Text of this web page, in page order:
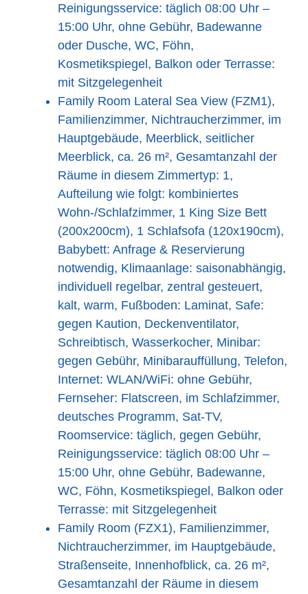
Reinigungsservice: täglich 08:00 Uhr –
15:00 Uhr, ohne Gebühr, Badewanne
oder Dusche, WC, Föhn,
Kosmetikspiegel, Balkon oder Terrasse:
mit Sitzgelegenheit
Family Room Lateral Sea View (FZM1),
Familienzimmer, Nichtraucherzimmer, im
Hauptgebäude, Meerblick, seitlicher
Meerblick, ca. 26 m², Gesamtanzahl der
Räume in diesem Zimmertyp: 1,
Aufteilung wie folgt: kombiniertes
Wohn-/Schlafzimmer, 1 King Size Bett
(200x200cm), 1 Schlafsofa (120x190cm),
Babybett: Anfrage & Reservierung
notwendig, Klimaanlage: saisonabhängig,
individuell regelbar, zentral gesteuert,
kalt, warm, Fußboden: Laminat, Safe:
gegen Kaution, Deckenventilator,
Schreibtisch, Wasserkocher, Minibar:
gegen Gebühr, Minibarauffüllung, Telefon,
Internet: WLAN/WiFi: ohne Gebühr,
Fernseher: Flatscreen, im Schlafzimmer,
deutsches Programm, Sat-TV,
Roomservice: täglich, gegen Gebühr,
Reinigungsservice: täglich 08:00 Uhr –
15:00 Uhr, ohne Gebühr, Badewanne,
WC, Föhn, Kosmetikspiegel, Balkon oder
Terrasse: mit Sitzgelegenheit
Family Room (FZX1), Familienzimmer,
Nichtraucherzimmer, im Hauptgebäude,
Straßenseite, Innenhofblick, ca. 26 m²,
Gesamtanzahl der Räume in diesem